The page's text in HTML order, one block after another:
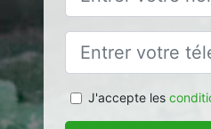
J'accepte les